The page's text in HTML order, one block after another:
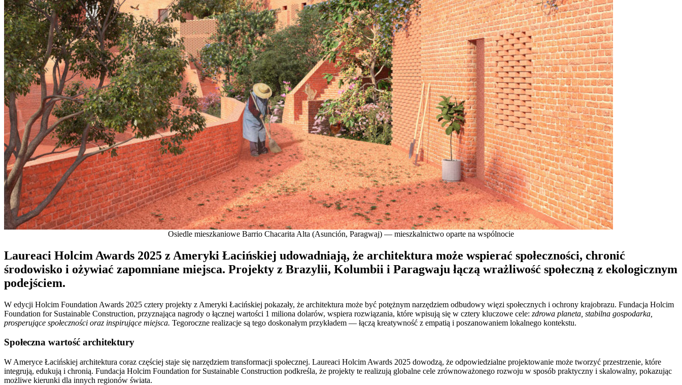
Osiedle mieszkaniowe Barrio Chacarita Alta (Asunción, Paragwaj) — mieszkalnictwo oparte na wspólnocie
Laureaci Holcim Awards 2025 z Ameryki Łacińskiej udowadniają, że architektura może wspierać społeczności, chronić
środowisko i ożywiać zapomniane miejsca. Projekty z Brazylii, Kolumbii i Paragwaju łączą wrażliwość społeczną z ekologicznym
podejściem.
W edycji Holcim Foundation Awards 2025 cztery projekty z Ameryki Łacińskiej pokazały, że architektura może być potężnym narzędziem odbudowy więzi społecznych i ochrony krajobrazu. Fundacja Holcim
Foundation for Sustainable Construction, przyznająca nagrody o łącznej wartości 1 miliona dolarów, wspiera rozwiązania, które wpisują się w cztery kluczowe cele: zdrowa planeta, stabilna gospodarka,
prosperujące społeczności oraz inspirujące miejsca. Tegoroczne realizacje są tego doskonałym przykładem — łączą kreatywność z empatią i poszanowaniem lokalnego kontekstu.
Społeczna wartość architektury
W Ameryce Łacińskiej architektura coraz częściej staje się narzędziem transformacji społecznej. Laureaci Holcim Awards 2025 dowodzą, że odpowiedzialne projektowanie może tworzyć przestrzenie, które
integrują, edukują i chronią. Fundacja Holcim Foundation for Sustainable Construction podkreśla, że projekty te realizują globalne cele zrównoważonego rozwoju w sposób praktyczny i skalowalny, pokazując
możliwe kierunki dla innych regionów świata.